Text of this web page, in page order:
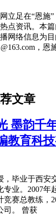
立足在“恩施
点资讯。本
网络信息为
，恩
文章
墨韵千
教育科
，毕业于西安
专业。2007年
竞赛总教练，
司。 曾获